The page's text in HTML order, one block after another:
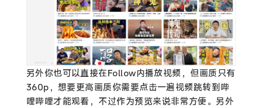
另外你也可以直接在Follow内播放视频，但画质只有
360p，想要更高画质你需要点击一遍视频跳转到哔
哩哔哩才能观看，不过作为预览来说非常方便。另外